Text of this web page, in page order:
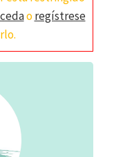
oregístrese